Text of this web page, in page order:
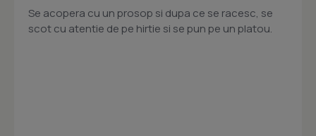
Se acopera cu un prosop si dupa ce se racesc, se
scot cu atentie de pe hirtie si se pun pe un platou.